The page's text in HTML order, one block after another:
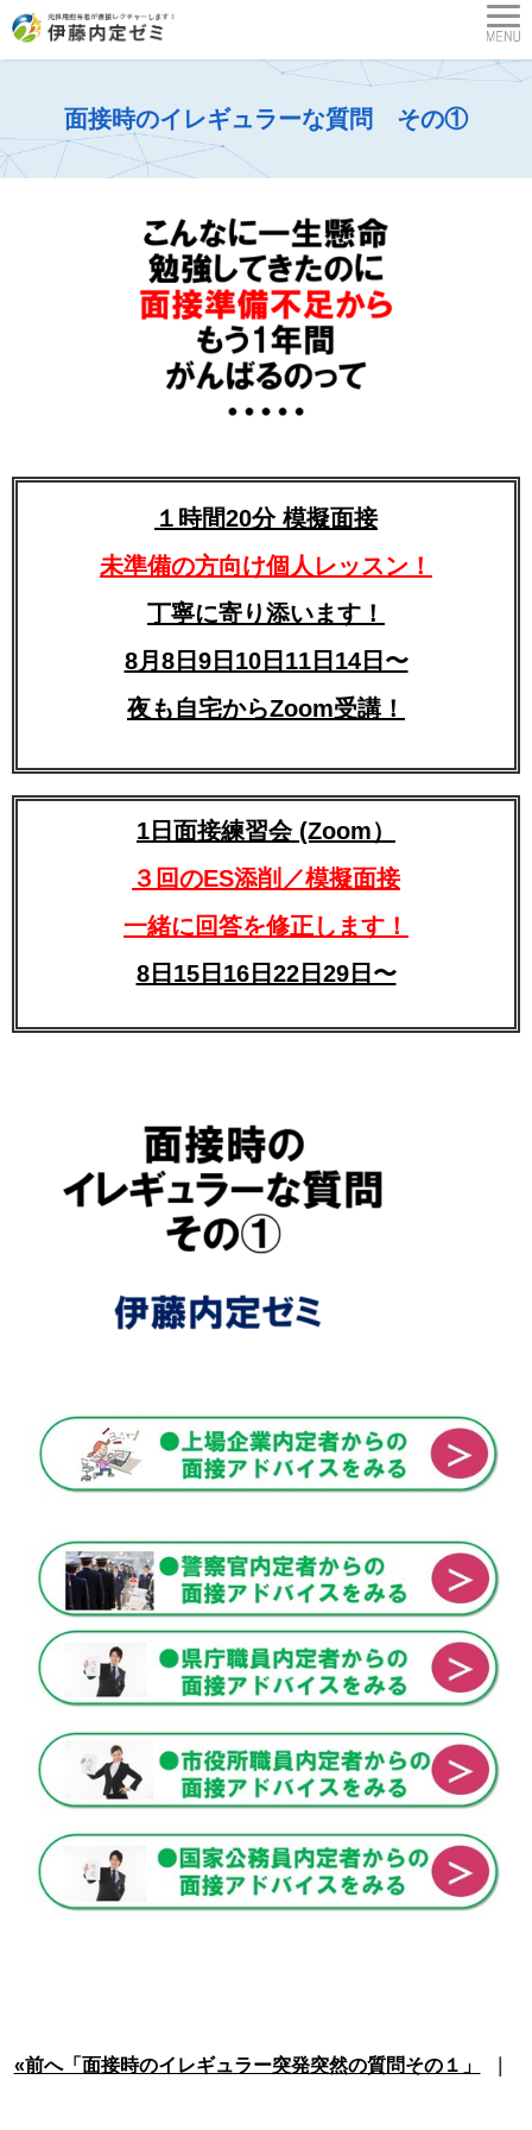
面接時のイレギュラーな質問 その①
１時間20分 模擬面接
未準備の方向け個人レッスン！
丁寧に寄り添います！
8月8日9日10日11日14日〜
夜も自宅からZoom受講！
1日面接練習会 (Zoom）
３回のES添削／模擬面接
一緒に回答を修正します！
8日15日16日22日29日〜
«前へ「面接時のイレギュラー突発突然の質問その１」